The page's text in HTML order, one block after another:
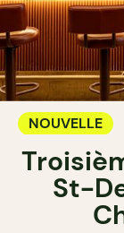
NOUVELLE
St-